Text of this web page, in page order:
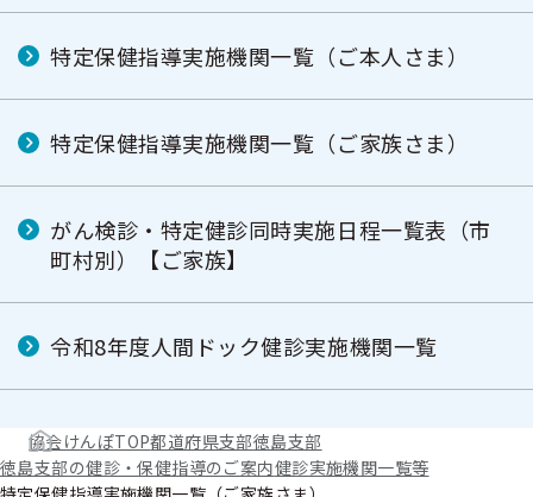
特定保健指導実施機関一覧（ご本人さま）
特定保健指導実施機関一覧（ご家族さま）
がん検診・特定健診同時実施日程一覧表（市
町村別）【ご家族】
令和8年度人間ドック健診実施機関一覧
協会けんぽTOP都道府県支部徳島支部
徳島支部の健診・保健指導のご案内健診実施機関一覧等